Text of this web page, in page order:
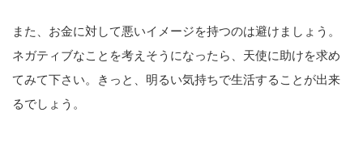
また、お金に対して悪いイメージを持つのは避けましょう。
ネガティブなことを考えそうになったら、天使に助けを求め
てみて下さい。きっと、明るい気持ちで生活することが出来
るでしょう。